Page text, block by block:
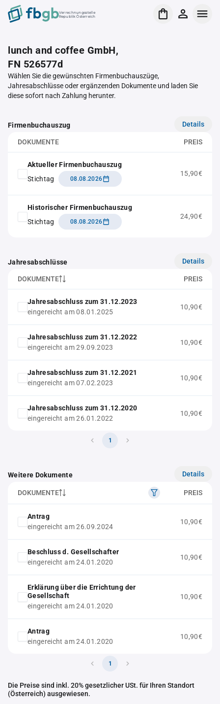
Verrechnungsstelle
Republik Österreich
lunch and coffee GmbH,
FN 526577d
Wählen Sie die gewünschten Firmenbuchauszüge,
Jahresabschlüsse oder ergänzenden Dokumente und laden Sie
diese sofort nach Zahlung herunter.
Firmenbuchauszug Details
DOKUMENTE PREIS
Aktueller Firmenbuchauszug
Stichtag
08.08.2026
15,90€
Historischer Firmenbuchauszug
Stichtag
08.08.2026
24,90€
Jahresabschlüsse Details
DOKUMENTE PREIS
Jahresabschluss zum 31.12.2023
eingereicht am 08.01.2025
10,90€
Jahresabschluss zum 31.12.2022
eingereicht am 29.09.2023
10,90€
Jahresabschluss zum 31.12.2021
eingereicht am 07.02.2023
10,90€
Jahresabschluss zum 31.12.2020
eingereicht am 26.01.2022
10,90€
1
Weitere Dokumente Details
DOKUMENTE PREIS
Antrag
eingereicht am 26.09.2024
10,90€
Beschluss d. Gesellschafter
eingereicht am 24.01.2020
10,90€
Erklärung über die Errichtung der
Gesellschaft
eingereicht am 24.01.2020
10,90€
Antrag
eingereicht am 24.01.2020
10,90€
1
Die Preise sind inkl. 20% gesetzlicher USt. für Ihren Standort
(Österreich) ausgewiesen.